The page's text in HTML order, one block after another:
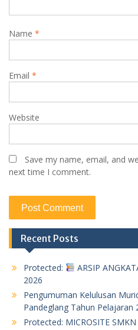
Name *
Email *
Website
Save my name, email, and
next time I comment.
Recent Posts
Protected:
ARSIP
2026
Pengumuman Kelulusan
Pandeglang Tahun Pelajaran
Protected: MICROSITE